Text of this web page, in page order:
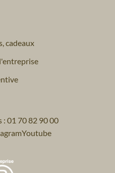
cadeaux
01 70 82 90 00
Youtube